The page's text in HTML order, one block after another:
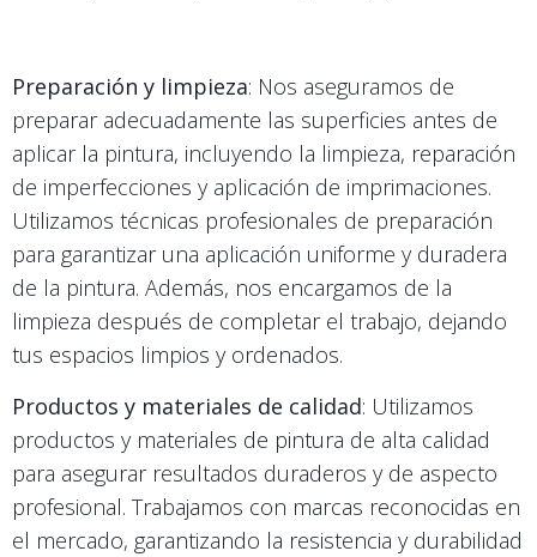
Preparación y limpieza: Nos aseguramos de
preparar adecuadamente las superficies antes de
aplicar la pintura, incluyendo la limpieza, reparación
de imperfecciones y aplicación de imprimaciones.
Utilizamos técnicas profesionales de preparación
para garantizar una aplicación uniforme y duradera
de la pintura. Además, nos encargamos de la
limpieza después de completar el trabajo, dejando
tus espacios limpios y ordenados.
Productos y materiales de calidad: Utilizamos
productos y materiales de pintura de alta calidad
para asegurar resultados duraderos y de aspecto
profesional. Trabajamos con marcas reconocidas en
el mercado, garantizando la resistencia y durabilidad